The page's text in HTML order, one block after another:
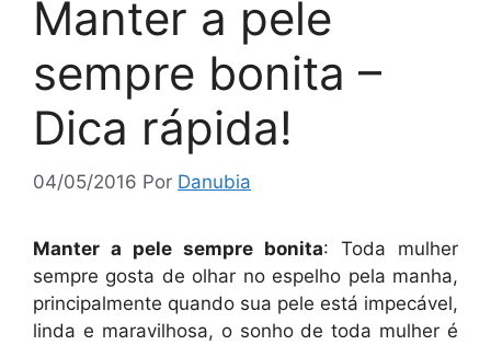
Manter a pele
sempre bonita –
Dica rápida!
04/05/2016 Por Danubia
Manter a pele sempre bonita: Toda mulher
sempre gosta de olhar no espelho pela manha,
principalmente quando sua pele está impecável,
linda e maravilhosa, o sonho de toda mulher é